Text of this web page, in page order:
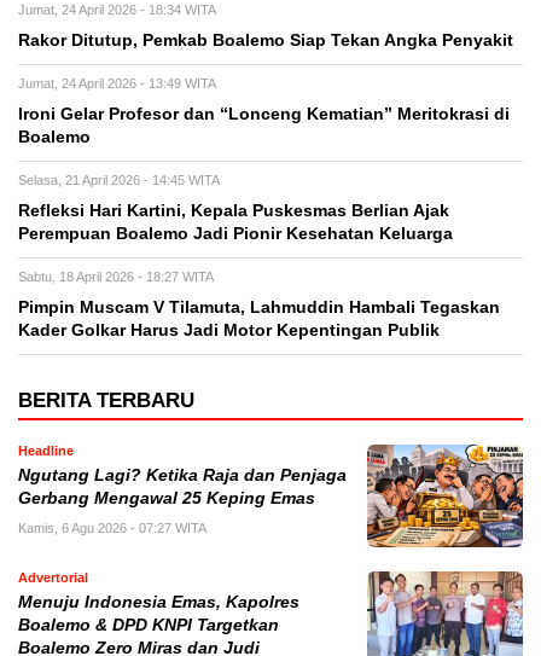
Jumat, 24 April 2026 - 18:34 WITA
Rakor Ditutup, Pemkab Boalemo Siap Tekan Angka Penyakit
Jumat, 24 April 2026 - 13:49 WITA
Ironi Gelar Profesor dan “Lonceng Kematian” Meritokrasi di
Boalemo
Selasa, 21 April 2026 - 14:45 WITA
Refleksi Hari Kartini, Kepala Puskesmas Berlian Ajak
Perempuan Boalemo Jadi Pionir Kesehatan Keluarga
Sabtu, 18 April 2026 - 18:27 WITA
Pimpin Muscam V Tilamuta, Lahmuddin Hambali Tegaskan
Kader Golkar Harus Jadi Motor Kepentingan Publik
BERITA TERBARU
Headline
Ngutang Lagi? Ketika Raja dan Penjaga
Gerbang Mengawal 25 Keping Emas
Kamis, 6 Agu 2026 - 07:27 WITA
Advertorial
Menuju Indonesia Emas, Kapolres
Boalemo & DPD KNPI Targetkan
Boalemo Zero Miras dan Judi